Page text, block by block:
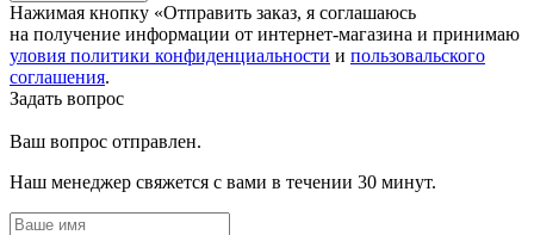
Нажимая кнопку «Отправить заказ, я соглашаюсь
на получение информации от интернет-магазина и принимаю
уловия политики конфиденциальности и пользовальского
соглашения.
Задать вопрос
Ваш вопрос отправлен.
Наш менеджер свяжется с вами в течении 30 минут.